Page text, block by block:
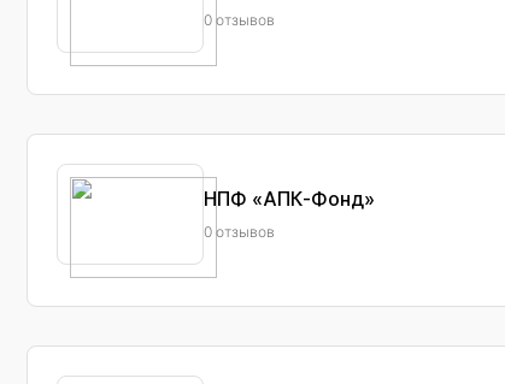
0 отзывов
НПФ «АПК-Фонд»
0 отзывов